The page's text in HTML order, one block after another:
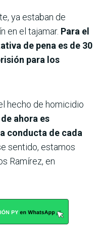
ya estaban de
en el tajamar. Para el
de pena es de 30
para los
hecho de homicidio
ahora es
conducta de cada
sentido, estamos
Ramírez, en